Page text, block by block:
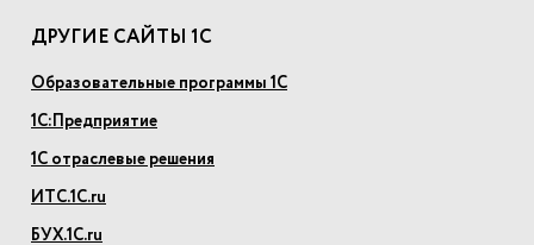
ДРУГИЕ САЙТЫ 1С
Образовательные программы 1С
1С:Предприятие
1С отраслевые решения
ИТС.1С.ru
БУХ.1С.ru